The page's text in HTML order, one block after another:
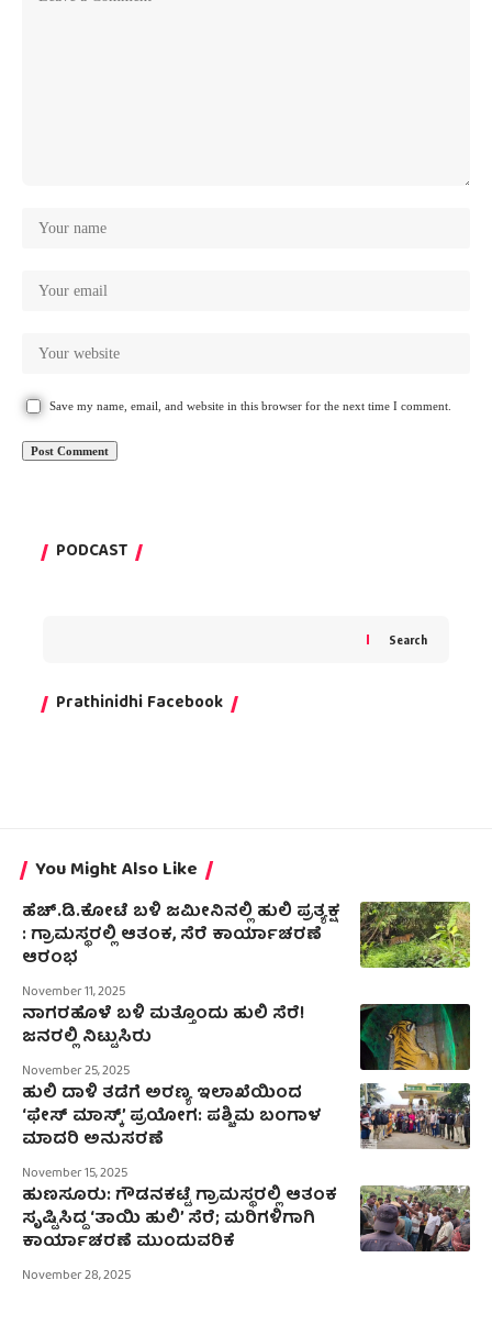
Save my name, email, and website in this browser for the next time I comment.
PODCAST
Search
Prathinidhi Facebook
You Might Also Like
ಹೆಚ್.ಡಿ.ಕೋಟೆ ಬಳಿ ಜಮೀನಿನಲ್ಲಿ ಹುಲಿ ಪ್ರತ್ಯಕ್ಷ
: ಗ್ರಾಮಸ್ಥರಲ್ಲಿ ಆತಂಕ, ಸೆರೆ ಕಾರ್ಯಾಚರಣೆ
ಆರಂಭ
November 11, 2025
ನಾಗರಹೊಳೆ ಬಳಿ ಮತ್ತೊಂದು ಹುಲಿ ಸೆರೆ!
ಜನರಲ್ಲಿ ನಿಟ್ಟುಸಿರು
November 25, 2025
ಹುಲಿ ದಾಳಿ ತಡೆಗೆ ಅರಣ್ಯ ಇಲಾಖೆಯಿಂದ
‘ಫೇಸ್ ಮಾಸ್ಕ್’ ಪ್ರಯೋಗ: ಪಶ್ಚಿಮ ಬಂಗಾಳ
ಮಾದರಿ ಅನುಸರಣೆ
November 15, 2025
ಹುಣಸೂರು: ಗೌಡನಕಟ್ಟೆ ಗ್ರಾಮಸ್ಥರಲ್ಲಿ ಆತಂಕ
ಸೃಷ್ಟಿಸಿದ್ದ ‘ತಾಯಿ ಹುಲಿ’ ಸೆರೆ; ಮರಿಗಳಿಗಾಗಿ
ಕಾರ್ಯಾಚರಣೆ ಮುಂದುವರಿಕೆ
November 28, 2025